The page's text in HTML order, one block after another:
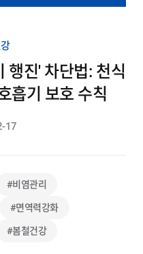
행진' 차단법: 천식
흡기 보호 수칙
17
#비염관리
#면역력강화
#봄철건강